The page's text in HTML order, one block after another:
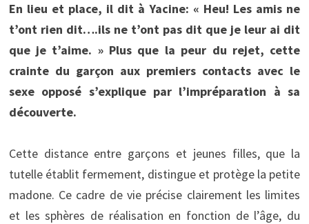
En lieu et place, il dit à Yacine: « Heu! Les amis ne
t’ont rien dit….ils ne t’ont pas dit que je leur ai dit
que je t’aime. » Plus que la peur du rejet, cette
crainte du garçon aux premiers contacts avec le
sexe opposé s’explique par l’impréparation à sa
découverte.
Cette distance entre garçons et jeunes filles, que la
tutelle établit fermement, distingue et protège la petite
madone. Ce cadre de vie précise clairement les limites
et les sphères de réalisation en fonction de l’âge, du